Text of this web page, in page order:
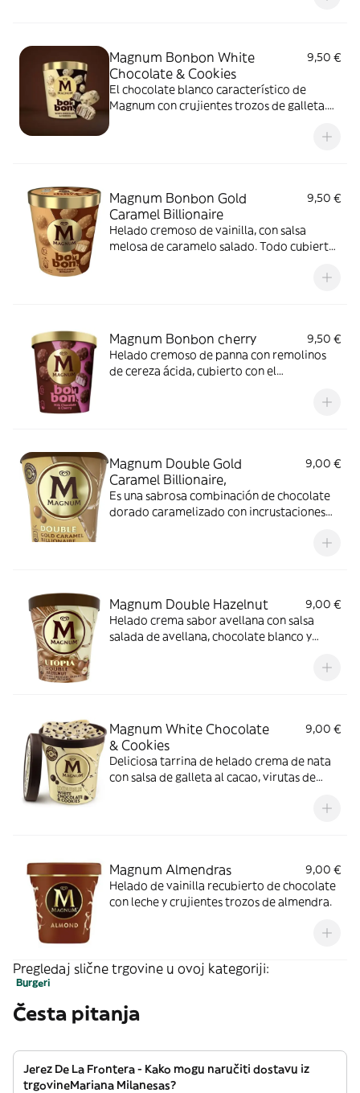
Magnum Bonbon White
Chocolate & Cookies
9,50 €
El chocolate blanco característico de
Magnum con crujientes trozos de galleta.
Magnum Bonbon Gold
Caramel Billionaire
9,50 €
Helado cremoso de vainilla, con salsa
melosa de caramelo salado. Todo cubierto
Magnum Bonbon cherry
9,50 €
Helado cremoso de panna con remolinos
de cereza ácida, cubierto con el
Magnum Double Gold
Caramel Billionaire,
9,00 €
Es una sabrosa combinación de chocolate
dorado caramelizado con incrustaciones
Magnum Double Hazelnut
9,00 €
Helado crema sabor avellana con salsa
salada de avellana, chocolate blanco y
Magnum White Chocolate
& Cookies
9,00 €
Deliciosa tarrina de helado crema de nata
con salsa de galleta al cacao, virutas de
Magnum Almendras
9,00 €
Helado de vainilla recubierto de chocolate
con leche y crujientes trozos de almendra.
Pregledaj slične trgovine u ovoj kategoriji:
Burgeri
Česta pitanja
Jerez De La Frontera - Kako mogu naručiti dostavu iz
trgovineMariana Milanesas?